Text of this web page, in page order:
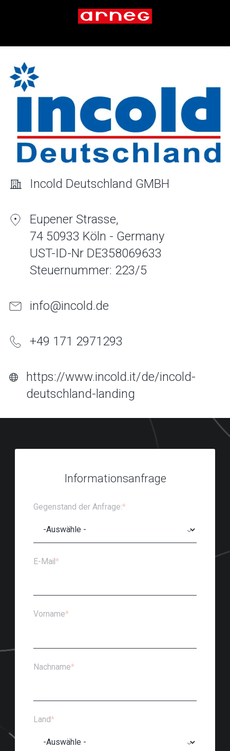
Incold Deutschland GMBH
Eupener Strasse,
74 50933 Köln - Germany
UST-ID-Nr DE358069633
Steuernummer: 223/5
info@incold.de
+49 171 2971293
https://www.incold.it/de/incold-
deutschland-landing
Informationsanfrage
Gegenstand der Anfrage:*
E-Mail*
Vorname*
Nachname*
Land*